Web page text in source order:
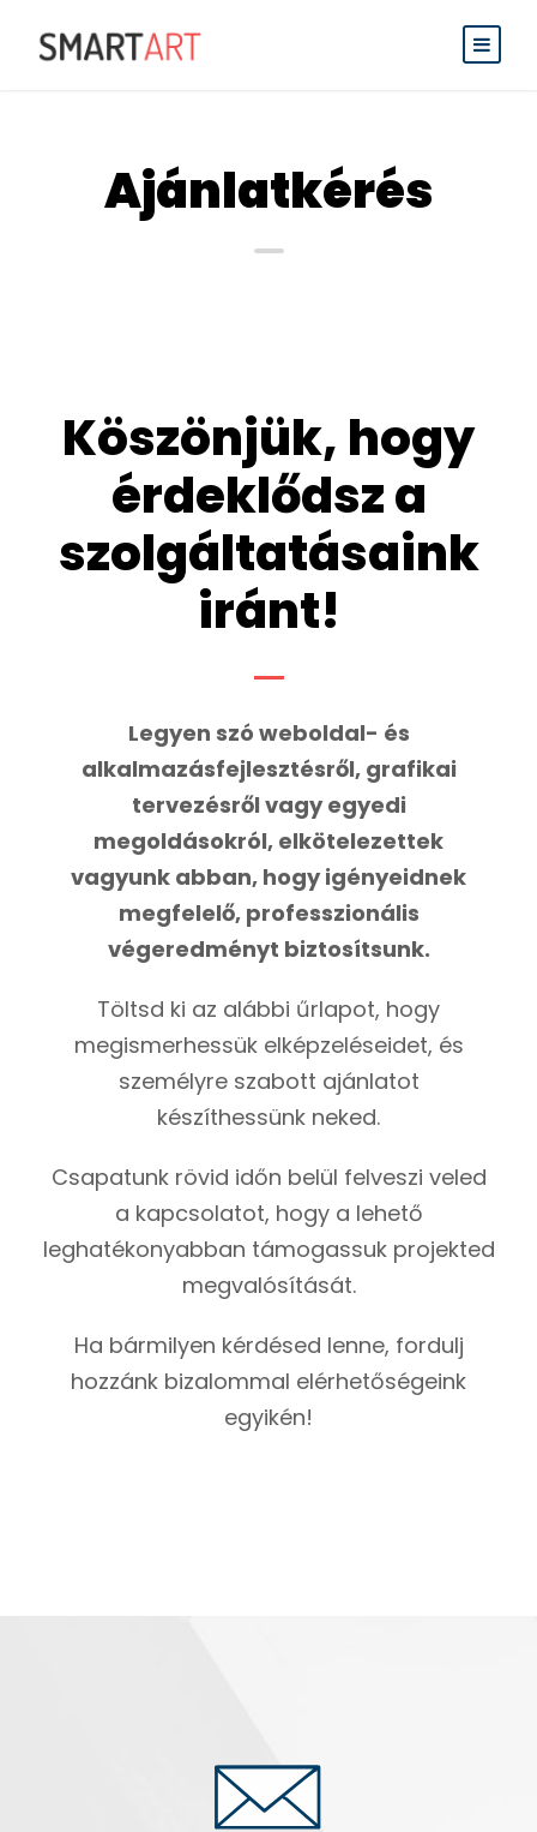
Ajánlatkérés
Köszönjük, hogy
érdeklődsz a
szolgáltatásaink
iránt!
Legyen szó weboldal- és
alkalmazásfejlesztésről, grafikai
tervezésről vagy egyedi
megoldásokról, elkötelezettek
vagyunk abban, hogy igényeidnek
megfelelő, professzionális
végeredményt biztosítsunk.
Töltsd ki az alábbi űrlapot, hogy
megismerhessük elképzeléseidet, és
személyre szabott ajánlatot
készíthessünk neked.
Csapatunk rövid időn belül felveszi veled
a kapcsolatot, hogy a lehető
leghatékonyabban támogassuk projekted
megvalósítását.
Ha bármilyen kérdésed lenne, fordulj
hozzánk bizalommal elérhetőségeink
egyikén!